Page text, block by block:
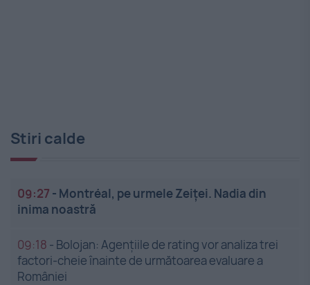
Stiri calde
09:27 - Montréal, pe urmele Zeiței. Nadia din
inima noastră
09:18 - Bolojan: Agențiile de rating vor analiza trei
factori-cheie înainte de următoarea evaluare a
României